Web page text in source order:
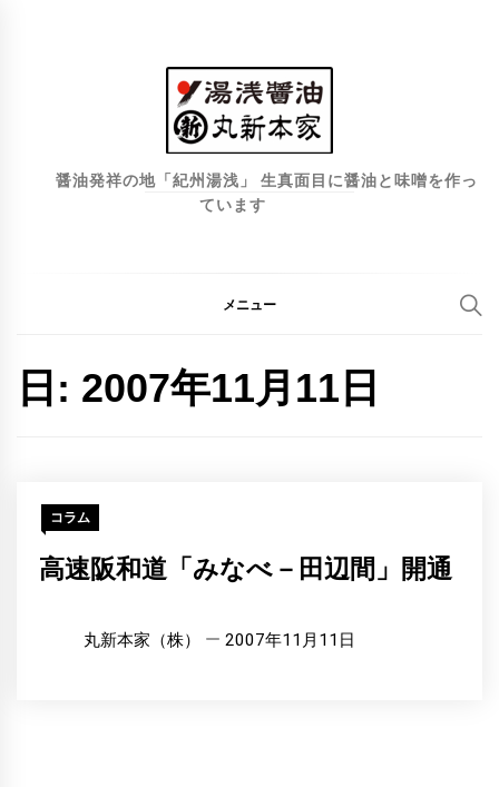
醤油発祥の地「紀州湯浅」 生真面目に醤油と味噌を作っ
ています
メニュー
日: 2007年11月11日
コラム
高速阪和道「みなべ－田辺間」開通
丸新本家（株） 2007年11月11日